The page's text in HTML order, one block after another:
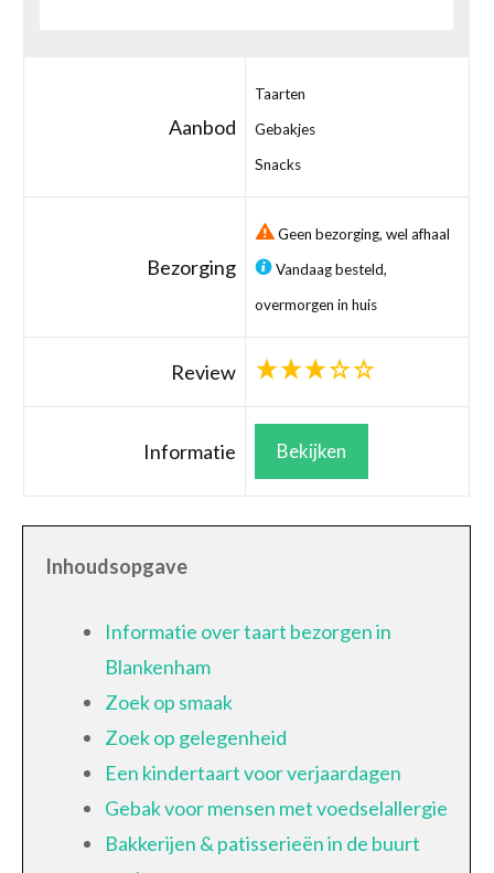
Aanbod
Taarten
Gebakjes
Snacks
Bezorging
Geen bezorging, wel afhaal
Vandaag besteld,
overmorgen in huis
Review
Informatie Bekijken
Inhoudsopgave
Informatie over taart bezorgen in
Blankenham
Zoek op smaak
Zoek op gelegenheid
Een kindertaart voor verjaardagen
Gebak voor mensen met voedselallergie
Bakkerijen & patisserieën in de buurt